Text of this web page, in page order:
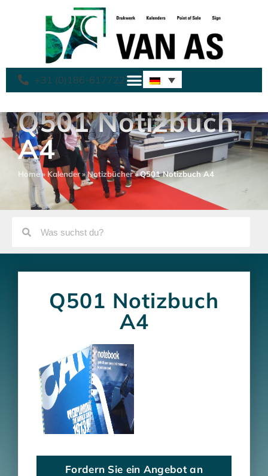
+31 (0)186-617722
Q501 Notizbuch
A4
Home» Kalender»Notizbücher»Q501 Notizbuch A4
Q501 Notizbuch
A4
Fordern Sie ein Angebot an